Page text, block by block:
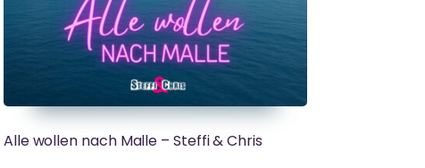
Alle wollen nach Malle – Steffi & Chris